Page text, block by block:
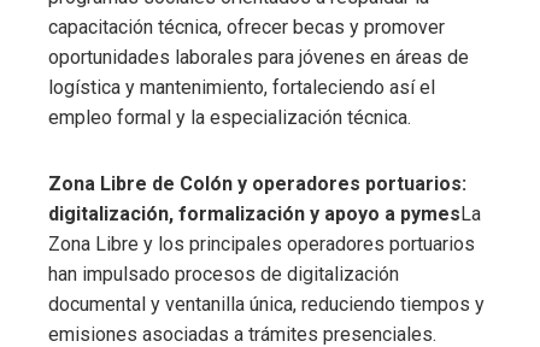
capacitación técnica, ofrecer becas y promover
oportunidades laborales para jóvenes en áreas de
logística y mantenimiento, fortaleciendo así el
empleo formal y la especialización técnica.
Zona Libre de Colón y operadores portuarios:
digitalización, formalización y apoyo a pymesLa
Zona Libre y los principales operadores portuarios
han impulsado procesos de digitalización
documental y ventanilla única, reduciendo tiempos y
emisiones asociadas a trámites presenciales.